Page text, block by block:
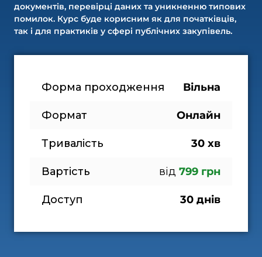
документів, перевірці даних та уникненню типових
помилок. Курс буде корисним як для початківців,
так і для практиків у сфері публічних закупівель.
Форма проходження Вільна
Формат Онлайн
Тривалість 30 хв
Вартість від 799 грн
Доступ 30 днів